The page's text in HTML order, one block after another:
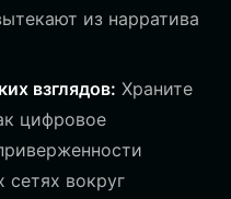
из нарратива
взглядов: Храните
цифровое
сетях вокруг